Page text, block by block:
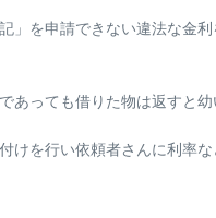
」を申請できない違法な金
あっても借りた物は返すと
けを行い依頼者さんに利率